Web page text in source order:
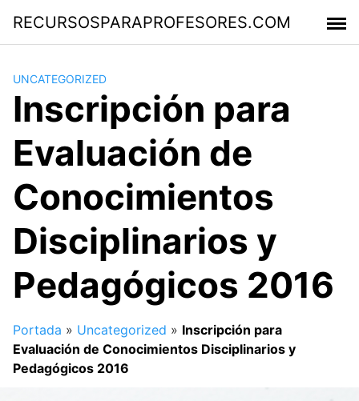
contenido
RECURSOSPARAPROFESORES.COM
UNCATEGORIZED
Inscripción para
Evaluación de
Conocimientos
Disciplinarios y
Pedagógicos 2016
Portada » Uncategorized » Inscripción para
Evaluación de Conocimientos Disciplinarios y
Pedagógicos 2016